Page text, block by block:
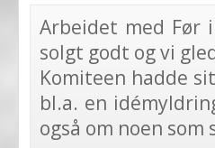
Arbeidet med Før
solgt godt og vi
Komiteen hadde
bl.a. en
også om noen